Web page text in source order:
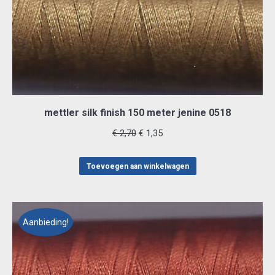
mettler silk finish 150 meter jenine 0518
€2,70 Oorspronkelijke
was:
€ 1,35Huidige
is:
Toevoegen aan winkelwagen
Aanbieding!